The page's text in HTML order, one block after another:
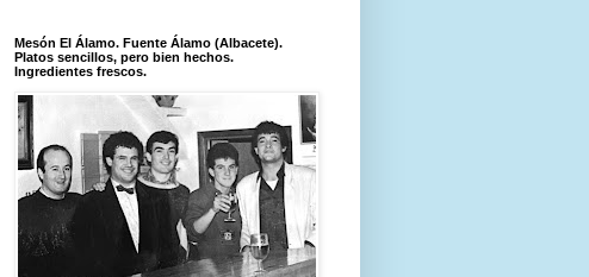
Mesón El Álamo. Fuente Álamo (Albacete).
Platos sencillos, pero bien hechos.
Ingredientes frescos.